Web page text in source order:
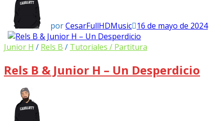
porCesarFullHDMusic 16 de mayo de 2024
Junior H / Rels B / Tutoriales / Partitura
Rels B & Junior H – Un Desperdicio